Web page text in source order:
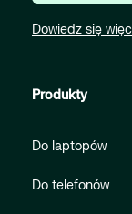
Dowiedz się
Produkty
Do laptopów
Do telefonów